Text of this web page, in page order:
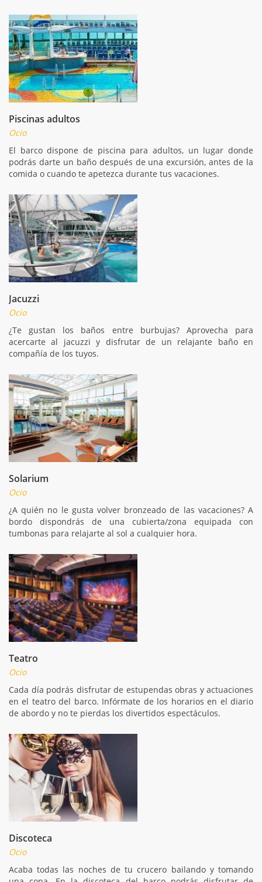
Piscinas adultos
Ocio
El barco dispone de piscina para adultos, un lugar donde
podrás darte un baño después de una excursión, antes de la
comida o cuando te apetezca durante tus vacaciones.
Jacuzzi
Ocio
¿Te gustan los baños entre burbujas? Aprovecha para
acercarte al jacuzzi y disfrutar de un relajante baño en
compañía de los tuyos.
Solarium
Ocio
¿A quién no le gusta volver bronzeado de las vacaciones? A
bordo dispondrás de una cubierta/zona equipada con
tumbonas para relajarte al sol a cualquier hora.
Teatro
Ocio
Cada día podrás disfrutar de estupendas obras y actuaciones
en el teatro del barco. Infórmate de los horarios en el diario
de abordo y no te pierdas los divertidos espectáculos.
Discoteca
Ocio
Acaba todas las noches de tu crucero bailando y tomando